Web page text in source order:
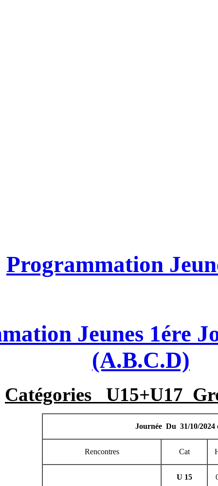
Programmation
Catégories
Rencontres